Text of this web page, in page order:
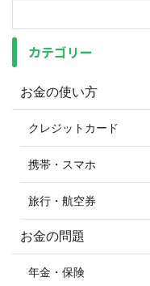
カテゴリー
お金の使い方
クレジットカード
携帯・スマホ
旅行・航空券
お金の問題
年金・保険